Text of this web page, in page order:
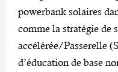
powerbank solaires
comme la stratégie de
accélérée/Passerelle
d’éducation de base